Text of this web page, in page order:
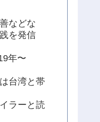
などな
を発信
年〜
台湾と帯
ラーと読